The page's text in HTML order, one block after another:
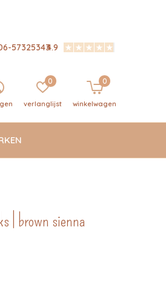
verlanglijst
0
winkelwagen
0
573253434.9
| brown sienna